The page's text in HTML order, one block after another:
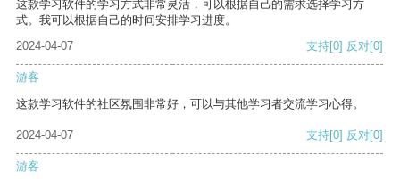
这款学习软件的学习方式非常灵活，可以根据自己的需求选择学习方
式。我可以根据自己的时间安排学习进度。
2024-04-07
支持[0] 反对[0]
游客
这款学习软件的社区氛围非常好，可以与其他学习者交流学习心得。
2024-04-07 支持[0] 反对[0]
游客